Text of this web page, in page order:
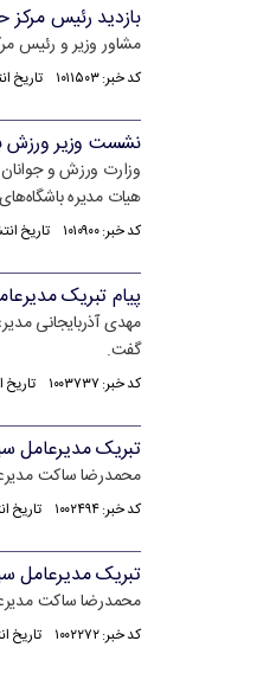
بازدید رئيس
مشاور وزیر و رئیس
کد خبر: ۱۰۱۱۵۰۳ تاریخ انتشار : ۱۴۰۴/۰۸/۰۷
نشست وزیر ورزش
وزارت ورزش و‌
هیات مدیره
کد خبر: ۱۰۱۰۹۰۰ تاریخ انتشار : ۱۴۰۴/۰۳/۰۳
پیام تبریک
مهدی آذربایجانی
گفت.
کد خبر: ۱۰۰۳۷۳۷ تاریخ انتشار : ۱۴۰۳/۰۵/۳۱
تبریک مدیرعامل
محمدرضا ساکت
کد خبر: ۱۰۰۲۴۹۴ تاریخ انتشار : ۱۴۰۲/۰۶/۲۷
تبریک مدیرعامل
محمدرضا ساکت
کد خبر: ۱۰۰۲۲۷۲ تاریخ انتشار : ۱۴۰۲/۰۵/۱۱